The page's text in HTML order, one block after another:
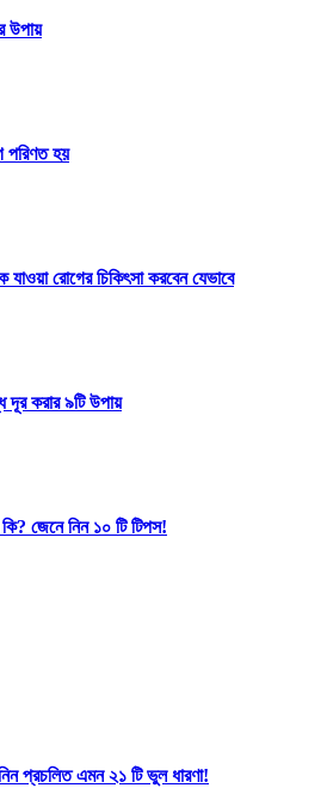
উপায়
পরিণত হয়
যাওয়া রোগের চিকিৎসা করবেন যেভাবে
দূর করার ৯টি উপায়
জেনে নিন ১০ টি টিপস!
প্রচলিত এমন ২১ টি ভুল ধারণা!